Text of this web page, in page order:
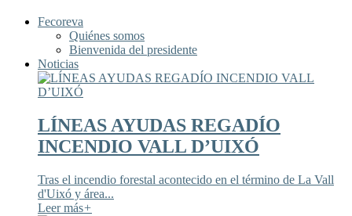
Fecoreva
Quiénes somos
Bienvenida del presidente
Noticias
LÍNEAS AYUDAS REGADÍO
INCENDIO VALL D’UIXÓ
Tras el incendio forestal acontecido en el término de La Vall
d'Uixó y área...
Leer más+